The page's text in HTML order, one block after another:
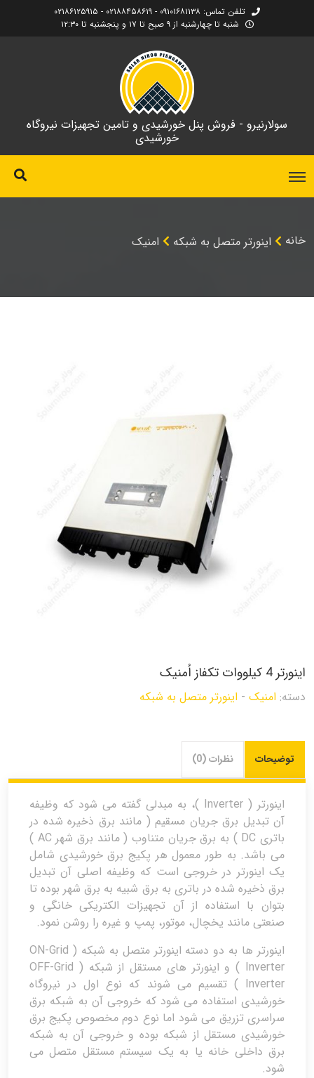
تلفن تماس: ۰۹۱۰۱۶۸۱۱۳۸ - ۰۲۱۸۸۴۵۸۶۱۹ - ۰۲۱۸۶۱۲۵۹۱۵
شنبه تا چهارشنبه از ۹ صبح تا ۱۷ و پنجشنبه تا ۱۲:۳۰
سولارنیرو - فروش پنل خورشیدی و تامین تجهیزات نیروگاه
خورشیدی
خانه اینورتر متصل به شبکه امنیک
اینورتر 4 کیلووات تکفاز اُمنیک
دسته: امنیک - اینورتر متصل به شبکه
توضیحات نظرات (0)
اینورتر ( Inverter )، به مبدلی گفته می شود که وظیفه
آن تبدیل برق جریان مسقیم ( مانند برق ذخیره شده در
باتری DC ) به برق جریان متناوب ( مانند برق شهر AC )
می باشد. به طور معمول هر پکیج برق خورشیدی شامل
یک اینورتر در خروجی است که وظیفه اصلی آن تبدیل
برق ذخیره شده در باتری به برق شبیه به برق شهر بوده تا
بتوان با استفاده از آن تجهیزات الکتریکی خانگی و
صنعتی مانند یخچال، موتور، پمپ و غیره را روشن نمود.
اینورتر ها به دو دسته اینورتر متصل به شبکه ( ON-Grid
Inverter ) و اینورتر های مستقل از شبکه ( OFF-Grid
Inverter ) تقسیم می شوند که نوع اول در نیروگاه
خورشیدی استفاده می شود که خروجی آن به شبکه برق
سراسری تزریق می شود اما نوع دوم مخصوص پکیج برق
خورشیدی مستقل از شبکه بوده و خروجی آن به شبکه
برق داخلی خانه یا به یک سیستم مستقل متصل می
شود.